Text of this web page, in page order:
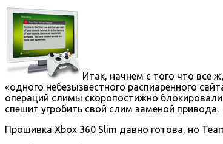
Итак, начнем с того что все
«одного небезызвестного распиаренного
операций слимы скоропостижно
спешит угробить свой слим заменой привода.
Прошивка Xbox 360 Slim давно готова, но